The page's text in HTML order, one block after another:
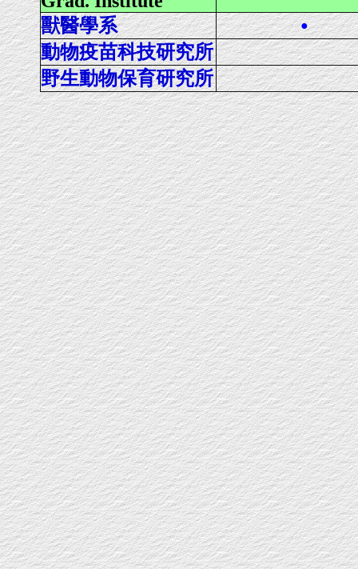
獸醫學系
●
動物疫苗科技研究所
野生動物保育研究所